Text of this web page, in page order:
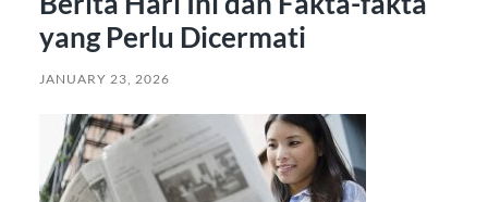
yang Perlu Dicermati
JANUARY 23, 2026